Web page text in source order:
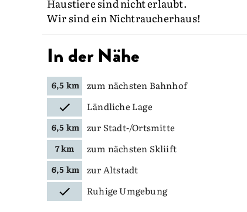
Haustiere sind nicht erlaubt.
Wir sind ein Nichtraucherhaus!
In der Nähe
6,5 km zum nächsten Bahnhof
Ländliche Lage
6,5 km zur Stadt-/Ortsmitte
7 km zum nächsten Skliift
6,5 km zur Altstadt
Ruhige Umgebung